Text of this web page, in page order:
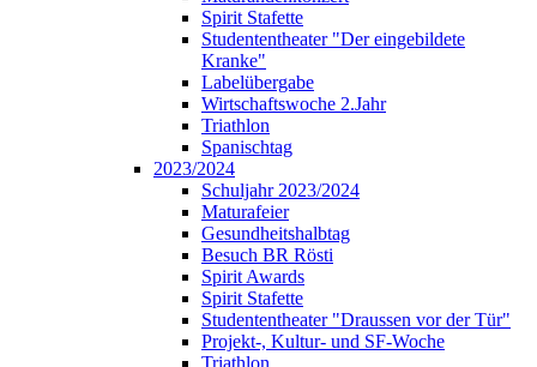
Spirit Stafette
Studententheater "Der eingebildete
Kranke"
Labelübergabe
Wirtschaftswoche 2.Jahr
Triathlon
Spanischtag
2023/2024
Schuljahr 2023/2024
Maturafeier
Gesundheitshalbtag
Besuch BR Rösti
Spirit Awards
Spirit Stafette
Studententheater "Draussen vor der Tür"
Projekt-, Kultur- und SF-Woche
Triathlon